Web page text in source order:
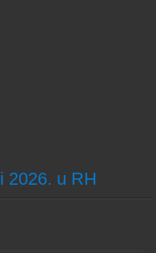
2026. u RH